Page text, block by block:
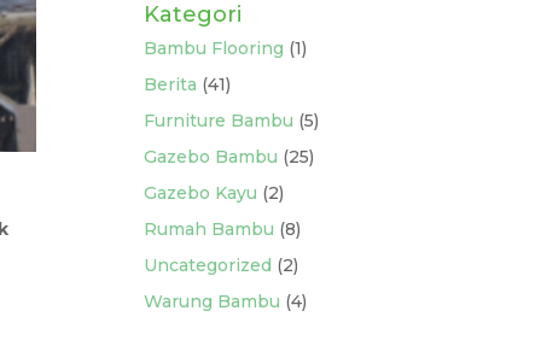
Kategori
Bambu Flooring (1)
Berita (41)
Furniture Bambu (5)
Gazebo Bambu (25)
Gazebo Kayu (2)
Rumah Bambu (8)
Uncategorized (2)
Warung Bambu (4)